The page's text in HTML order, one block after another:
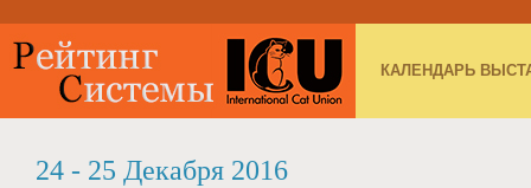
КАЛЕНДАРЬ
24 - 25 Декабря 2016